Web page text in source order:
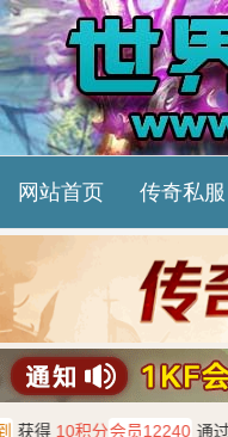
网站首页 传奇私服